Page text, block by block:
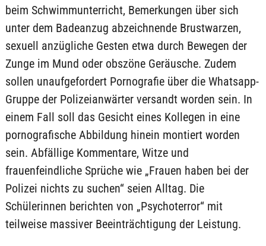
beim Schwimmunterricht, Bemerkungen über sich
unter dem Badeanzug abzeichnende Brustwarzen,
sexuell anzügliche Gesten etwa durch Bewegen der
Zunge im Mund oder obszöne Geräusche. Zudem
sollen unaufgefordert Pornografie über die Whatsapp-
Gruppe der Polizeianwärter versandt worden sein. In
einem Fall soll das Gesicht eines Kollegen in eine
pornografische Abbildung hinein montiert worden
sein. Abfällige Kommentare, Witze und
frauenfeindliche Sprüche wie „Frauen haben bei der
Polizei nichts zu suchen“ seien Alltag. Die
Schülerinnen berichten von „Psychoterror“ mit
teilweise massiver Beeinträchtigung der Leistung.